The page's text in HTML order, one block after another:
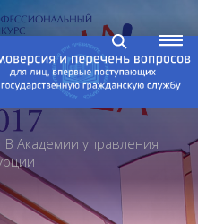
В Академии управления